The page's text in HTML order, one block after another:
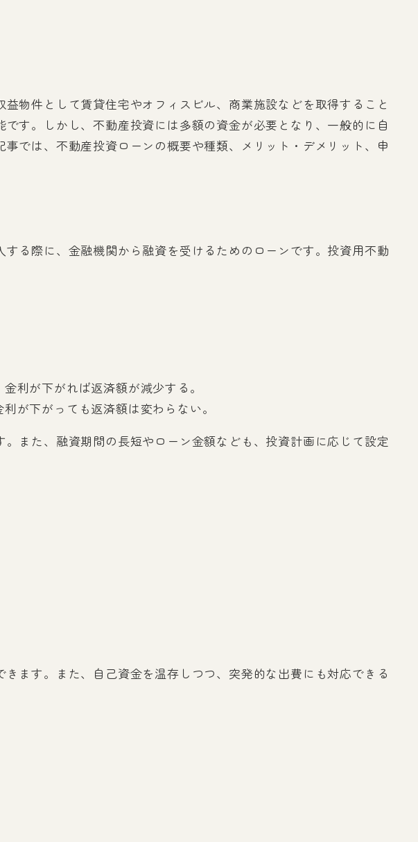
物件として賃貸住宅やオフィスビル、商業施設などを取得すること
す。しかし、不動産投資には多額の資金が必要となり、一般的に自
では、不動産投資ローンの概要や種類、メリット・デメリット、申
る際に、金融機関から融資を受けるためのローンです。投資用不動
利が下がれば返済額が減少する。
が下がっても返済額は変わらない。
また、融資期間の長短やローン金額なども、投資計画に応じて設定
ます。また、自己資金を温存しつつ、突発的な出費にも対応できる